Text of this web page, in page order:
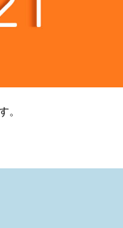
。